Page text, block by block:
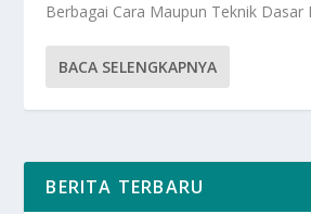
Berbagai Cara Maupun Teknik Dasar
BACA SELENGKAPNYA
BERITA TERBARU